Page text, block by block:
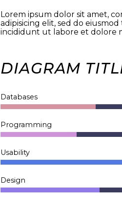
Lorem ipsum dolor sit amet,
adipisicing elit, sed do
incididunt ut labore et dolore
DIAGRAM
Databases
Programming
Usability
Design